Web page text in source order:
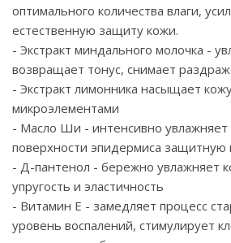
оптимального количества влаги,
естественную защиту кожи.
- Экстракт миндального молочка -
возвращает тонус, снимает
- Экстракт лимонника насыщает
микроэлементами
- Масло Ши - интенсивно увлажняет
поверхности эпидермиса защитную
- Д-пантенол - бережно увлажняет
упругость и эластичность
- Витамин Е - замедляет процесс
уровень воспалений, стимулирует